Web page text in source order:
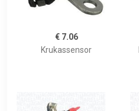
€ 7.06
Krukassensor